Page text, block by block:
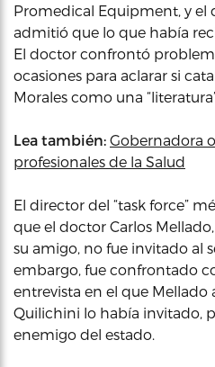
Promedical Equipment, y
admitió que lo que había
El doctor confrontó
ocasiones para aclarar si
Morales como una
Lea también: Gobernadora
profesionales de la Salud
El director del “task force”
que el doctor Carlos
su amigo, no fue invitado al
embargo, fue confrontado
entrevista en el que Mellado
Quilichini lo había invitado,
enemigo del estado.